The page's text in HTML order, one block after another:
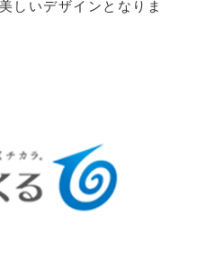
しいデザインとなりま